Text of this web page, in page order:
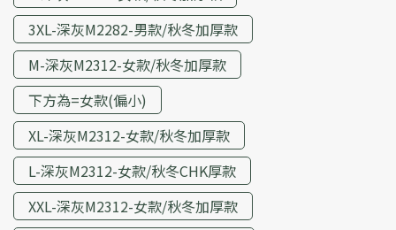
3XL-深灰M2282-男款/秋冬加厚款
M-深灰M2312-女款/秋冬加厚款
下方為=女款(偏小)
XL-深灰M2312-女款/秋冬加厚款
L-深灰M2312-女款/秋冬CHK厚款
XXL-深灰M2312-女款/秋冬加厚款